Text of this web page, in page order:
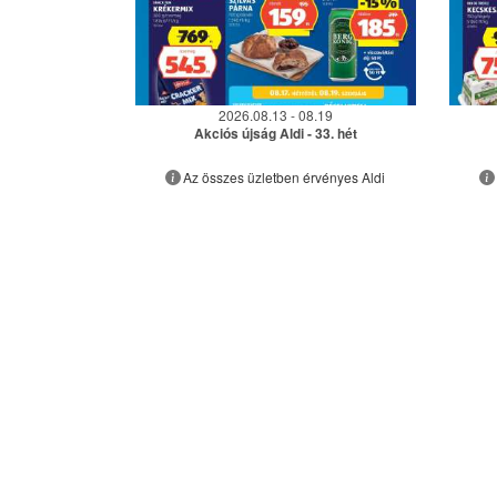
2026.08.13 - 08.19
Akciós újság Aldi - 33. hét
Az összes üzletben érvényes Aldi